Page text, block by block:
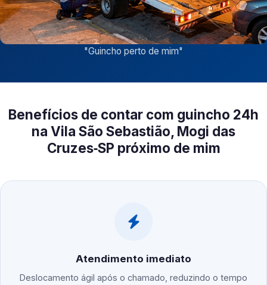
"Guincho perto de mim"
Benefícios de contar com guincho 24h
na Vila São Sebastião, Mogi das
Cruzes‑SP próximo de mim
Atendimento imediato
Deslocamento ágil após o chamado, reduzindo o tempo